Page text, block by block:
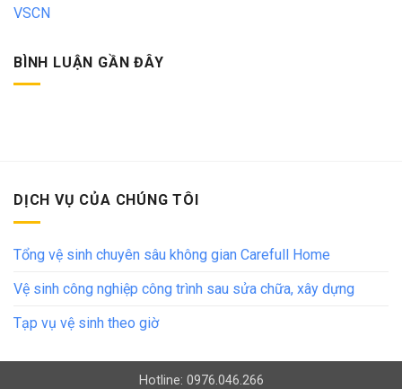
VSCN
BÌNH LUẬN GẦN ĐÂY
DỊCH VỤ CỦA CHÚNG TÔI
Tổng vệ sinh chuyên sâu không gian Carefull Home
Vệ sinh công nghiệp công trình sau sửa chữa, xây dựng
Tạp vụ vệ sinh theo giờ
Hotline: 0976.046.266